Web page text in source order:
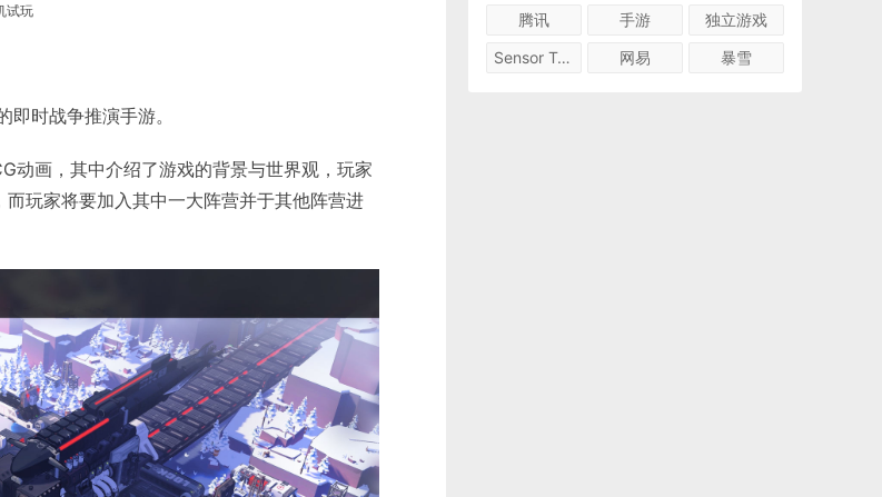
试玩
时战争推演手游。
动画，其中介绍了游戏的背景与世界观，玩家
玩家将要加入其中一大阵营并于其他阵营进
腾讯
手游
独立游戏
Sensor Tower
网易 暴雪